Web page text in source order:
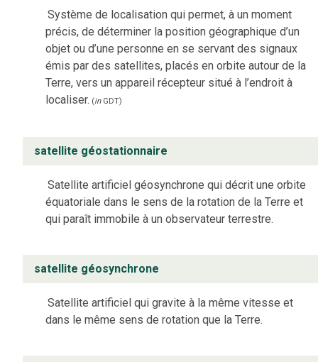
Système de localisation qui permet, à un moment
précis, de déterminer la position géographique d’un
objet ou d’une personne en se servant des signaux
émis par des satellites, placés en orbite autour de la
Terre, vers un appareil récepteur situé à l’endroit à
localiser. (inGDT)
satellite géostationnaire
Satellite artificiel géosynchrone qui décrit une orbite
équatoriale dans le sens de la rotation de la Terre et
qui paraît immobile à un observateur terrestre.
satellite géosynchrone
Satellite artificiel qui gravite à la même vitesse et
dans le même sens de rotation que la Terre.